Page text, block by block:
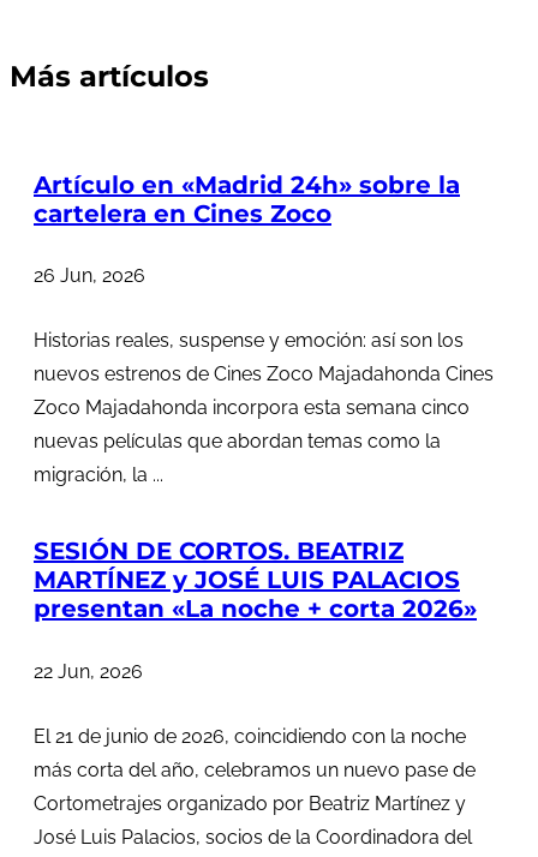
Más artículos
Artículo en «Madrid 24h» sobre la
cartelera en Cines Zoco
26 Jun, 2026
Historias reales, suspense y emoción: así son los
nuevos estrenos de Cines Zoco Majadahonda Cines
Zoco Majadahonda incorpora esta semana cinco
nuevas películas que abordan temas como la
migración, la ...
SESIÓN DE CORTOS. BEATRIZ
MARTÍNEZ y JOSÉ LUIS PALACIOS
presentan «La noche + corta 2026»
22 Jun, 2026
El 21 de junio de 2026, coincidiendo con la noche
más corta del año, celebramos un nuevo pase de
Cortometrajes organizado por Beatriz Martínez y
José Luis Palacios, socios de la Coordinadora del